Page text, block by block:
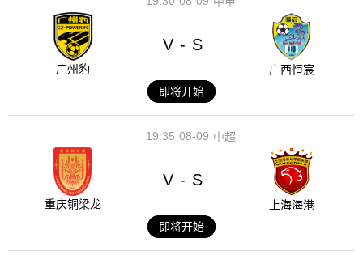
广州豹
V - S
广西恒宸
即将开始
08-09
19:35 中超
重庆铜梁龙
V - S
上海海港
即将开始